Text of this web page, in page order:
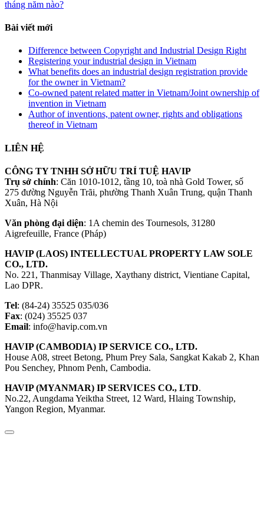
tháng năm nào?
Bài viết mới
Difference between Copyright and Industrial Design Right
Registering your industrial design in Vietnam
What benefits does an industrial design registration provide
for the owner in Vietnam?
Co-owned patent related matter in Vietnam/Joint ownership of
invention in Vietnam
Author of inventions, patent owner, rights and obligations
thereof in Vietnam
LIÊN HỆ
CÔNG TY TNHH SỞ HỮU TRÍ TUỆ HAVIP
Trụ sở chính: Căn 1010-1012, tầng 10, toà nhà Gold Tower, số
275 đường Nguyễn Trãi, phường Thanh Xuân Trung, quận Thanh
Xuân, Hà Nội
Văn phòng đại diện: 1A chemin des Tournesols, 31280
Aigrefeuille, France (Pháp)
HAVIP (LAOS) INTELLECTUAL PROPERTY LAW SOLE
CO., LTD.
No. 221, Thanmisay Village, Xaythany district, Vientiane Capital,
Lao DPR.
Tel: (84-24) 35525 035/036
Fax: (024) 35525 037
Email: info@havip.com.vn
HAVIP (CAMBODIA) IP SERVICE CO., LTD.
House A08, street Betong, Phum Prey Sala, Sangkat Kakab 2, Khan
Pou Senchey, Phnom Penh, Cambodia.
HAVIP (MYANMAR) IP SERVICES CO., LTD.
No.22, Aungdama Yeiktha Street, 12 Ward, Hlaing Township,
Yangon Region, Myanmar.